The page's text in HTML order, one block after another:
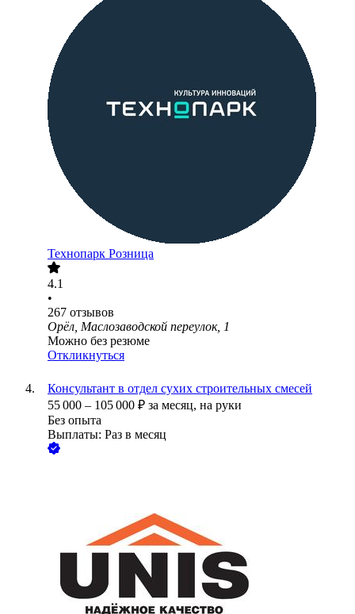
Технопарк Розница
4.1
•
267 отзывов
Орёл, Маслозаводской переулок, 1
Можно без резюме
Откликнуться
Консультант в отдел сухих строительных смесей
55 000 – 105 000 ₽ за месяц, на руки
Без опыта
Выплаты: Раз в месяц